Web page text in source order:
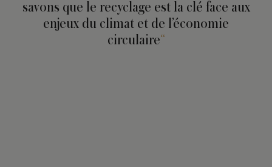
savons que le recyclage est la clé face aux
enjeux du climat et de l’économie
circulaire